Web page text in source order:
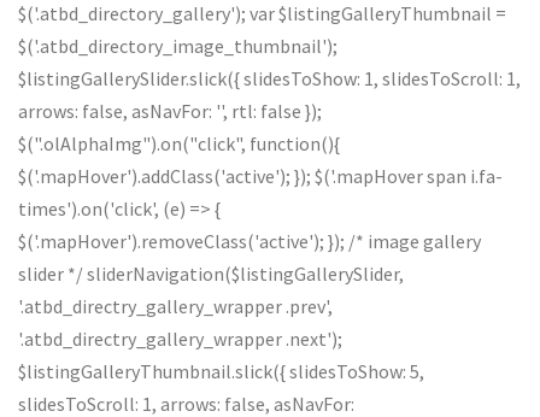
$('.atbd_directory_gallery'); var $listingGalleryThumbnail =
$('.atbd_directory_image_thumbnail');
$listingGallerySlider.slick({ slidesToShow: 1, slidesToScroll: 1,
arrows: false, asNavFor: '', rtl: false });
$(".olAlphaImg").on("click", function(){
$('.mapHover').addClass('active'); }); $('.mapHover span i.fa-
times').on('click', (e) => {
$('.mapHover').removeClass('active'); }); /* image gallery
slider */ sliderNavigation($listingGallerySlider,
'.atbd_directry_gallery_wrapper .prev',
'.atbd_directry_gallery_wrapper .next');
$listingGalleryThumbnail.slick({ slidesToShow: 5,
slidesToScroll: 1, arrows: false, asNavFor: